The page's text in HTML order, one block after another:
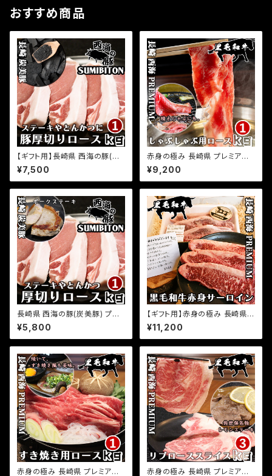
おすすめ商品
【ギフト用】長崎県 西海の豚(炭
美豚) プレミアムポーク とんか
つ ステーキ用ロース肉 1kg(50
0g×2パック) 国産豚 ブランド豚
ンテキ ステーキ 豚ロース お取
り寄せグルメ ふるさとの味
¥7,500
赤身の極み 長崎県 プレミアム
経産牛 黒毛和牛 しゃぶしゃぶ
焼きしゃぶ 用ロース 1kg(500g
×2パック) 小分け 国産 牛肉 お
¥9,200
長崎県 西海の豚(炭美豚) プレ
ミアムポーク とんかつ ステーキ
用ロース肉 1kg(500g×2パッ
ク) 国産豚 ブランド豚 銘柄豚
ステーキ 豚ロース お取り寄せ
グルメ ふるさとの味
¥5,800
【ギフト用】赤身の極み 長崎県
プレミアム経産牛 黒毛和牛 赤
身 サーロインステーキ 1kg(50
0g×2パック) サーロイン 和牛
取り寄せグルメ ふるさとの味
¥11,200
赤身の極み 長崎県 プレミアム 赤身の極み 長崎県 プレミアム